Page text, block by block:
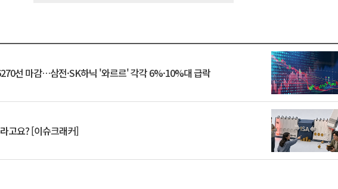
선 마감…삼전·SK하닉 '와르르' 각각 6%·10%대 급락
고요? [이슈크래커]